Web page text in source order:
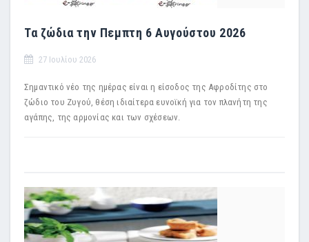
Τα ζώδια την Πεμπτη 6 Αυγούστου 2026
27 Ιουλίου 2026
Σημαντικό νέο της ημέρας είναι η είσοδος της Αφροδίτης στο
ζώδιο του Ζυγού, θέση ιδιαίτερα ευνοϊκή για τον πλανήτη της
αγάπης, της αρμονίας και των σχέσεων.